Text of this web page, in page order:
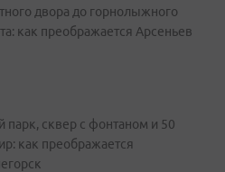
двора до горнолыжного
как преображается Арсеньев
парк, сквер с фонтаном и 50
как преображается